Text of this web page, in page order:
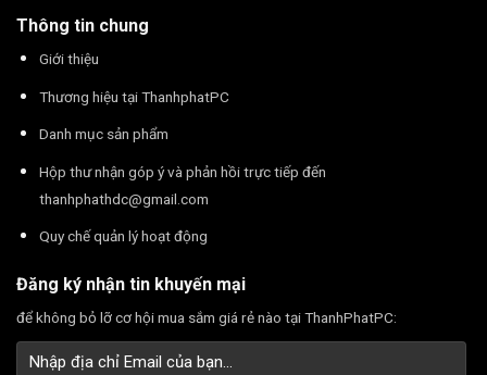
Thông tin chung
Giới thiệu
Thương hiệu tại ThanhphatPC
Danh mục sản phẩm
Hộp thư nhận góp ý và phản hồi trực tiếp đến
thanhphathdc@gmail.com
Quy chế quản lý hoạt động
Đăng ký nhận tin khuyến mại
để không bỏ lỡ cơ hội mua sắm giá rẻ nào tại ThanhPhatPC: